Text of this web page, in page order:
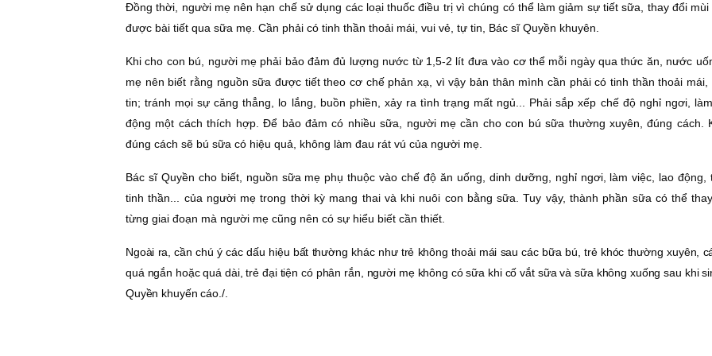
Ðồng thời, người mẹ nên hạn chế sử dụng các loại thuốc điều trị vì chúng có thể làm giảm sự tiết sữa, thay đổi
được bài tiết qua sữa mẹ. Cần phải có tinh thần thoải mái, vui vẻ, tự tin, Bác sĩ Quyền khuyên.
Khi cho con bú, người mẹ phải bảo đảm đủ lượng nước từ 1,5-2 lít đưa vào cơ thể mỗi ngày qua thức ăn, nước
mẹ nên biết rằng nguồn sữa được tiết theo cơ chế phản xạ, vì vậy bản thân mình cần phải có tinh thần thoải mái,
tin; tránh mọi sự căng thẳng, lo lắng, buồn phiền, xảy ra tình trạng mất ngủ... Phải sắp xếp chế độ nghỉ ngơi,
động một cách thích hợp. Ðể bảo đảm có nhiều sữa, người mẹ cần cho con bú sữa thường xuyên, đúng cách.
đúng cách sẽ bú sữa có hiệu quả, không làm đau rát vú của người mẹ.
Bác sĩ Quyền cho biết, nguồn sữa mẹ phụ thuộc vào chế độ ăn uống, dinh dưỡng, nghỉ ngơi, làm việc, lao động,
tinh thần... của người mẹ trong thời kỳ mang thai và khi nuôi con bằng sữa. Tuy vậy, thành phần sữa có thể
từng giai đoạn mà người mẹ cũng nên có sự hiểu biết cần thiết.
Ngoài ra, cần chú ý các dấu hiệu bất thường khác như trẻ không thoải mái sau các bữa bú, trẻ khóc thường xuyên,
quá ngắn hoặc quá dài, trẻ đại tiện có phân rắn, người mẹ không có sữa khi cố vắt sữa và sữa không xuống sau khi
Quyền khuyến cáo./.